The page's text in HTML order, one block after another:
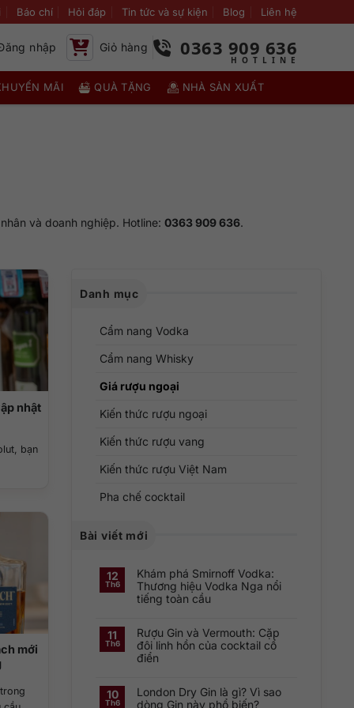
Báo chí Hỏi đáp Tin tức và sự kiện Blog Liên hệ
nhập Giỏ hàng 0363 909 636
MÃI QUÀ TẶNG NHÀ SẢN XUẤT
và doanh nghiệp. Hotline: 0363 909 636.
nhật
bạn
mới
Danh mục
Cẩm nang Vodka
Cẩm nang Whisky
Giá rượu ngoại
Kiến thức rượu ngoại
Kiến thức rượu vang
Kiến thức rượu Việt Nam
Pha chế cocktail
Bài viết mới
12
Th6
Khám phá Smirnoff Vodka:
Thương hiệu Vodka Nga nổi
tiếng toàn cầu
bình
luận
ở
Khám
phá
Thương
hiệu
11
Th6
Rượu Gin và Vermouth: Cặp
đôi linh hồn của cocktail cổ
điển
bình
luận
10
Th6
London Dry Gin là gì? Vì sao
dòng Gin này phổ biến?